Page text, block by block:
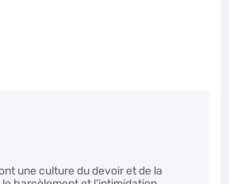
une culture du devoir et de la